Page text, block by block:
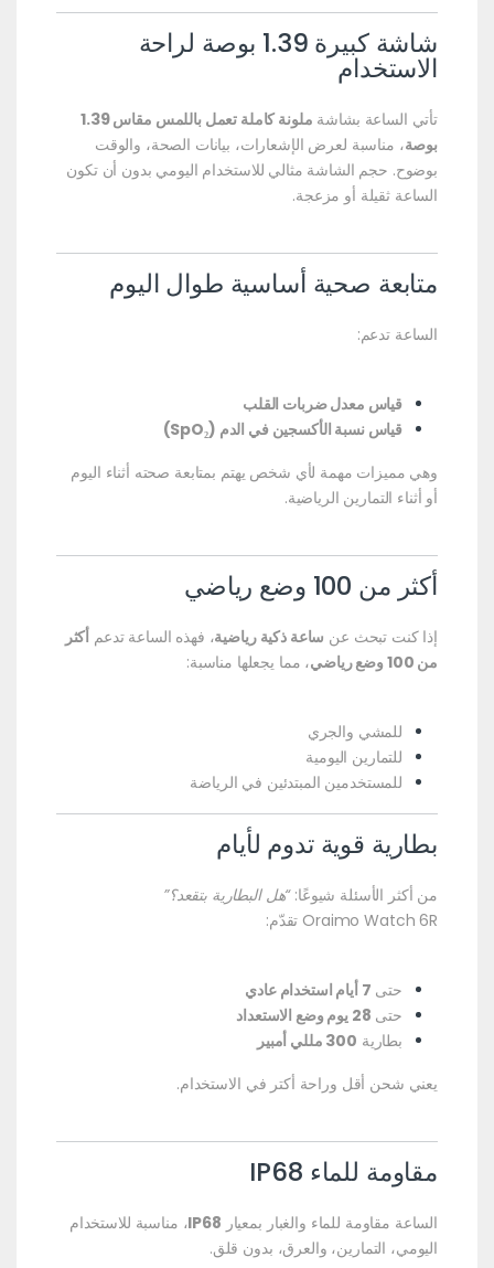
شاشة كبيرة 1.39 بوصة لراحة
الاستخدام
تأتي الساعة بشاشة
ملونة كاملة تعمل باللمس مقاس 1.39
بوصة، مناسبة لعرض الإشعارات، بيانات الصحة، والوقت
بوضوح. حجم الشاشة مثالي للاستخدام اليومي بدون أن تكون
الساعة ثقيلة أو مزعجة.
متابعة صحية أساسية طوال اليوم
الساعة تدعم:
قياس معدل ضربات القلب
قياس نسبة الأكسجين في الدم (SpO₂)
وهي مميزات مهمة لأي شخص يهتم بمتابعة صحته أثناء اليوم
أو أثناء التمارين الرياضية.
أكثر من 100 وضع رياضي
إذا كنت تبحث عن ساعة ذكية رياضية، فهذه الساعة تدعم أكثر
من 100 وضع رياضي
، مما يجعلها مناسبة:
للمشي والجري
للتمارين اليومية
للمستخدمين المبتدئين في الرياضة
بطارية قوية تدوم لأيام
من أكثر الأسئلة شيوعًا:“هل البطارية بتقعد؟”
Oraimo Watch 6R تقدّم:
حتى 7 أيام استخدام عادي
حتى 28 يوم وضع الاستعداد
بطارية 300 مللي أمبير
يعني شحن أقل وراحة أكتر في الاستخدام.
مقاومة للماء IP68
الساعة مقاومة للماء والغبار بمعيار IP68، مناسبة للاستخدام
اليومي، التمارين، والعرق، بدون قلق.